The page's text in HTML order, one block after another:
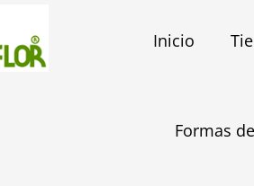
Inicio
Formas